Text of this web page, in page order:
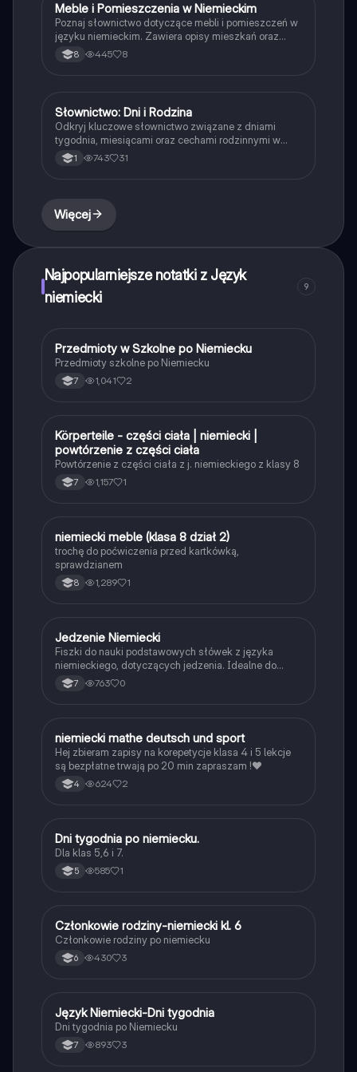
Język niemiecki
Meble i Pomieszczenia w Niemieckim
Poznaj słownictwo dotyczące mebli i pomieszczeń w
języku niemieckim. Zawiera opisy mieszkań oraz
użycie zaimków w kontekście lokalizacji. Idealne dla
uczniów uczących się niemieckiego. Typ:
8 445 8
Język niemiecki
Słownictwo: Dni i Rodzina
Odkryj kluczowe słownictwo związane z dniami
tygodnia, miesiącami oraz cechami rodzinnymi w
kontekście niemieckiej kultury. Materiał zawiera
przymiotniki, czasowniki oraz zwroty przydatne w
1 743 31
Więcej
Najpopularniejsze notatki z Język
niemiecki
9
PJęzyk niemiecki
Przedmioty w Szkolne po Niemiecku
Przedmioty szkolne po Niemiecku
7 1,041 2
KJęzyk niemiecki
Körperteile - części ciała | niemiecki |
powtórzenie z części ciała
Powtórzenie z części ciała z j. niemieckiego z klasy 8
7 1,157 1
NJęzyk niemiecki
niemiecki meble (klasa 8 dział 2)
trochę do poćwiczenia przed kartkówką,
sprawdzianem
8 1,289 1
JJęzyk niemiecki
Jedzenie Niemiecki
Fiszki do nauki podstawowych słówek z języka
niemieckiego, dotyczących jedzenia. Idealne do
poszerzania słownictwa.
7 763 0
NJęzyk niemiecki
niemiecki mathe deutsch und sport
Hej zbieram zapisy na korepetycje klasa 4 i 5 lekcje
są bezpłatne trwają po 20 min zapraszam !❤️
4 624 2
DJęzyk niemiecki
Dni tygodnia po niemiecku.
Dla klas 5,6 i 7.
5 585 1
CJęzyk niemiecki
Członkowie rodziny-niemiecki kl. 6
Członkowie rodziny po niemiecku
6 430 3
JJęzyk niemiecki
Język Niemiecki-Dni tygodnia
Dni tygodnia po Niemiecku
7 893 3